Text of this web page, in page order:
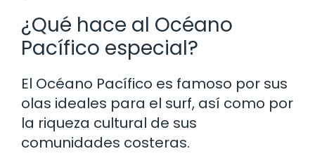
¿Qué hace al Océano
Pacífico especial?
El Océano Pacífico es famoso por sus
olas ideales para el surf, así como por
la riqueza cultural de sus
comunidades costeras.